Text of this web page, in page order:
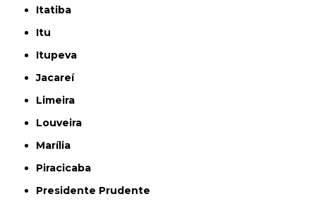
Itatiba
Itu
Itupeva
Jacareí
Limeira
Louveira
Marília
Piracicaba
Presidente Prudente